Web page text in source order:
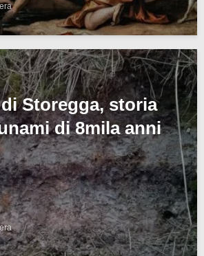
Storegga, storia
di 8mila anni